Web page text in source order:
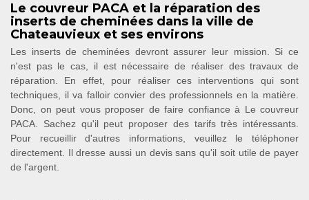
Le couvreur PACA et la réparation des
inserts de cheminées dans la ville de
Chateauvieux et ses environs
Les inserts de cheminées devront assurer leur mission. Si ce
n'est pas le cas, il est nécessaire de réaliser des travaux de
réparation. En effet, pour réaliser ces interventions qui sont
techniques, il va falloir convier des professionnels en la matière.
Donc, on peut vous proposer de faire confiance à Le couvreur
PACA. Sachez qu'il peut proposer des tarifs très intéressants.
Pour recueillir d'autres informations, veuillez le téléphoner
directement. Il dresse aussi un devis sans qu'il soit utile de payer
de l'argent.